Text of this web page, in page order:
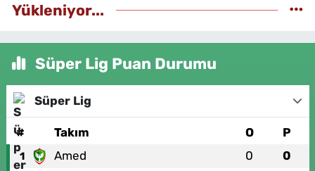
Yükleniyor...
Süper Lig Puan Durumu
Süper Lig
# Takım O P
1 Amed 0 0